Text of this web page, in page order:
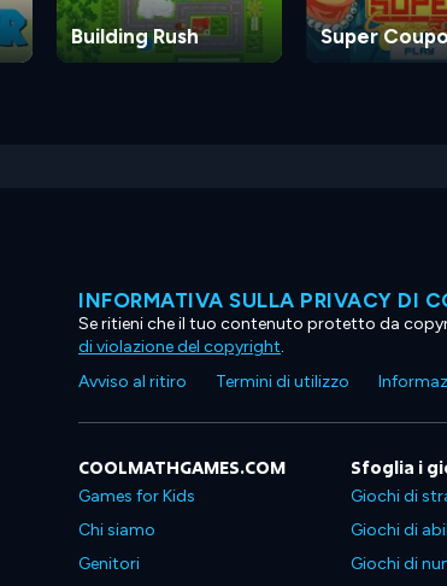
Building Rush Super
INFORMATIVA SULLA PRIVACY DI
Se ritieni che il tuo contenuto protetto da
di violazione del copyright.
Avviso al ritiro
Termini di utilizzo
COOLMATHGAMES.COM
Games for Kids
Chi siamo
Genitori
Sfoglia i
Giochi di
Giochi di
Giochi di